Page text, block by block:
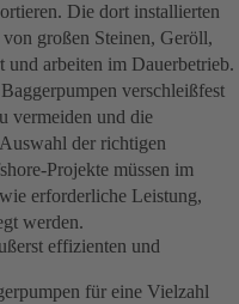
Die dort installierten
großen Steinen, Geröll,
und arbeiten im Dauerbetrieb.
verschleißfest
vermeiden und die
der richtigen
Projekte müssen im
erforderliche Leistung,
werden.
effizienten und
für eine Vielzahl